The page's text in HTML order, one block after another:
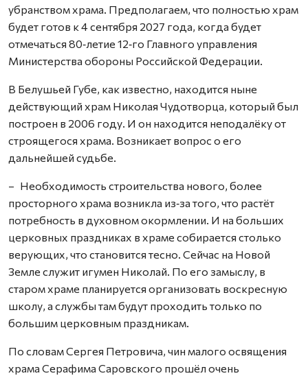
убранством храма. Предполагаем, что полностью храм
будет готов к 4 сентября 2027 года, когда будет
отмечаться 80‑летие 12‑го Главного управления
Министерства обороны Российской Федерации.
В Белушьей Губе, как известно, находится ныне
действующий храм Николая Чудотворца, который был
построен в 2006 году. И он находится неподалёку от
строящегося храма. Возникает вопрос о его
дальнейшей судьбе.
– Необходимость строительства нового, более
просторного храма возникла из‑за того, что растёт
потребность в духовном окормлении. И на больших
церковных праздниках в храме собирается столько
верующих, что становится тесно. Сейчас на Новой
Земле служит игумен Николай. По его замыслу, в
старом храме планируется организовать воскресную
школу, а службы там будут проходить только по
большим церковным праздникам.
По словам Сергея Петровича, чин малого освящения
храма Серафима Саровского прошёл очень